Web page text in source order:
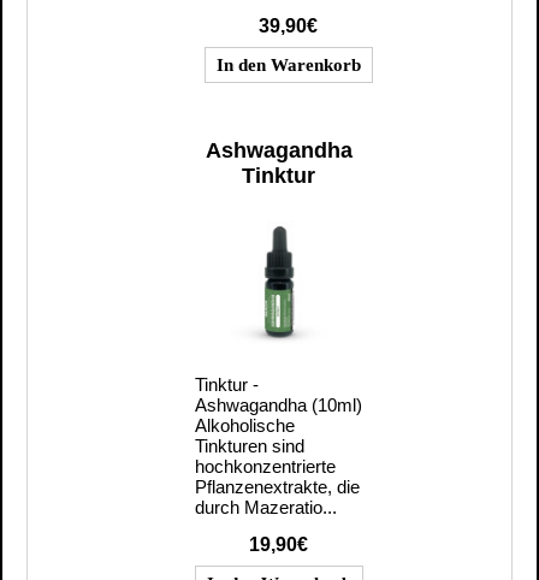
39,90€
Ashwagandha
Tinktur
Tinktur -
Ashwagandha (10ml)
Alkoholische
Tinkturen sind
hochkonzentrierte
Pflanzenextrakte, die
durch Mazeratio...
19,90€